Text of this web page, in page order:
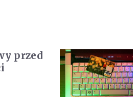
przed